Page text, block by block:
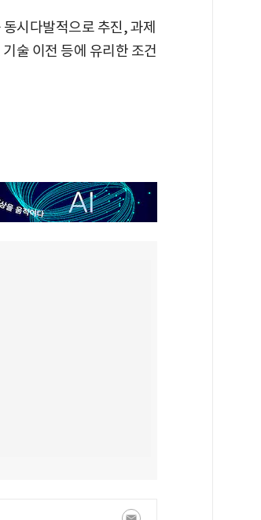
시다발적으로 추진, 과제
술 이전 등에 유리한 조건